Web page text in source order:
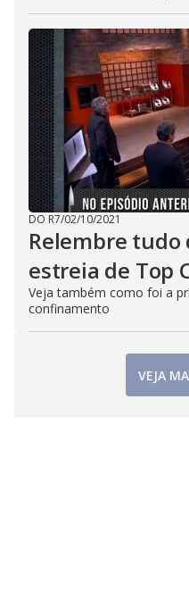
DO R7/02/10/2021
Relembre tudo
estreia de Top
Veja também como foi a
confinamento
VEJA